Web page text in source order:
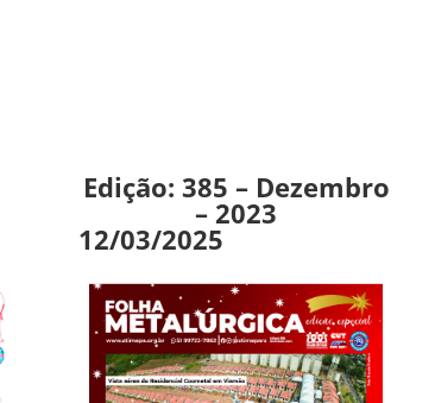
Edição: 385 – Dezembro
– 2023
12/03/2025